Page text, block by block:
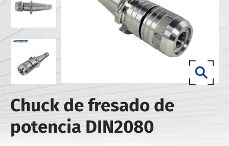
Chuck de fresado de
potencia DIN2080